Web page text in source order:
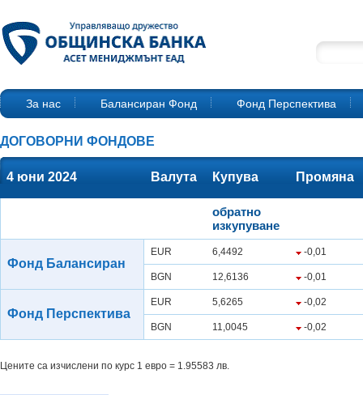
За нас Балансиран Фонд Фонд Перспектива
ДОГОВОРНИ ФОНДОВЕ
4 юни 2024 Валута Купува Промяна
обратно
изкупуване
Фонд Балансиран
EUR 6,4492 -0,01
BGN 12,6136 -0,01
Фонд Перспектива
EUR 5,6265 -0,02
BGN 11,0045 -0,02
Цените са изчислени по курс 1 евро = 1.95583 лв.